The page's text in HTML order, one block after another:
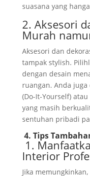
suasana yang
2. Aksesori
Murah
Aksesori dan
tampak stylish.
dengan desain
ruangan. Anda
(Do-It-Yourself)
yang masih
sentuhan pribadi
4. Tips
1.
Interior
Jika